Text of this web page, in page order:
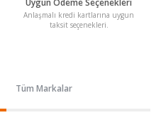
Uygun Ödeme Seçenekleri
Anlaşmalı kredi kartlarına uygun
taksit seçenekleri.
Tüm Markalar